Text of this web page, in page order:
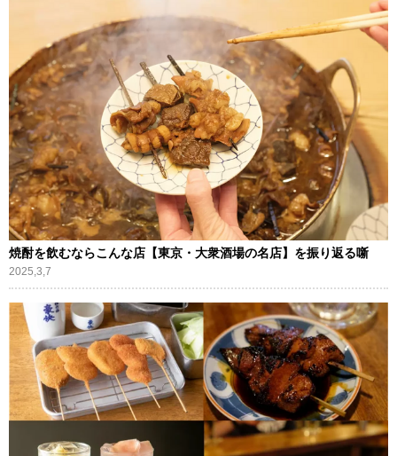
焼酎を飲むならこんな店【東京・大衆酒場の名店】を振り返る噺
2025,3,7